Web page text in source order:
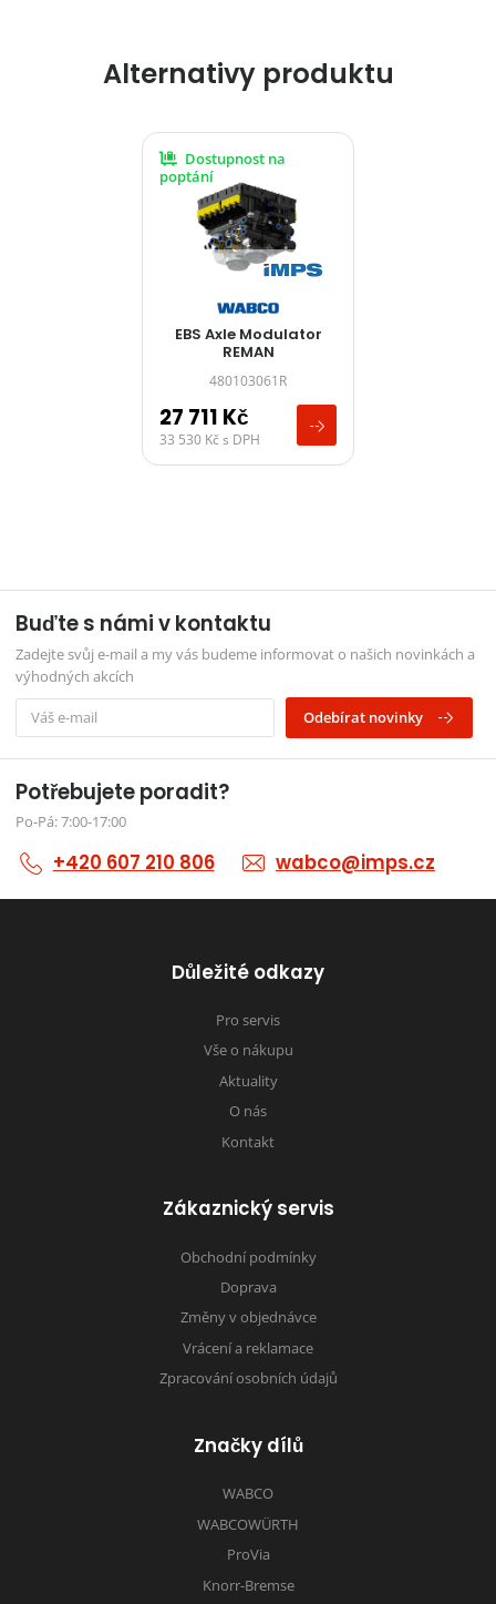
Alternativy produktu
EBS Axle Modulator
REMAN
480103061R
Dostupnost na
poptání
27 711 Kč
33 530 Kč s DPH
Buďte s námi v kontaktu
Zadejte svůj e-mail a my vás budeme informovat o našich novinkách a
výhodných akcích
Odebírat novinky
Potřebujete poradit?
Po-Pá: 7:00-17:00
+420 607 210 806 wabco@imps.cz
Důležité odkazy
Pro servis
Vše o nákupu
Aktuality
O nás
Kontakt
Zákaznický servis
Obchodní podmínky
Doprava
Změny v objednávce
Vrácení a reklamace
Zpracování osobních údajů
Značky dílů
WABCO
WABCOWÜRTH
ProVia
Knorr-Bremse